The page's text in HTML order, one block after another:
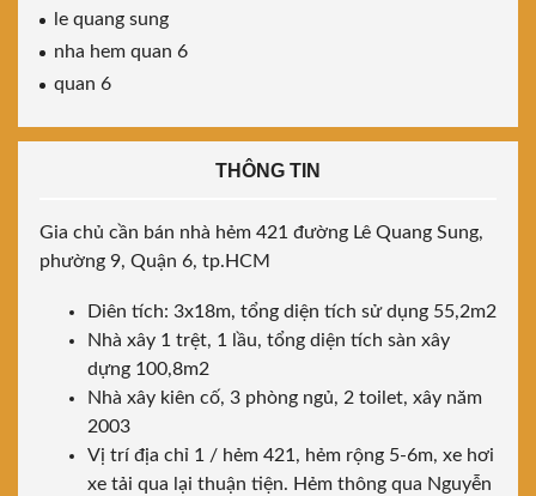
le quang sung
nha hem quan 6
quan 6
THÔNG TIN
Gia chủ cần bán nhà hẻm 421 đường Lê Quang Sung,
phường 9, Quận 6, tp.HCM
Diên tích: 3x18m, tổng diện tích sử dụng 55,2m2
Nhà xây 1 trệt, 1 lầu, tổng diện tích sàn xây
dựng 100,8m2
Nhà xây kiên cố, 3 phòng ngủ, 2 toilet, xây năm
2003
Vị trí địa chỉ 1 / hẻm 421, hẻm rộng 5-6m, xe hơi
xe tải qua lại thuận tiện. Hẻm thông qua Nguyễn